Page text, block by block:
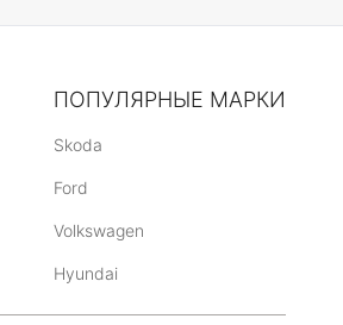
ПОПУЛЯРНЫЕ МАРКИ
Skoda
Ford
Volkswagen
Hyundai